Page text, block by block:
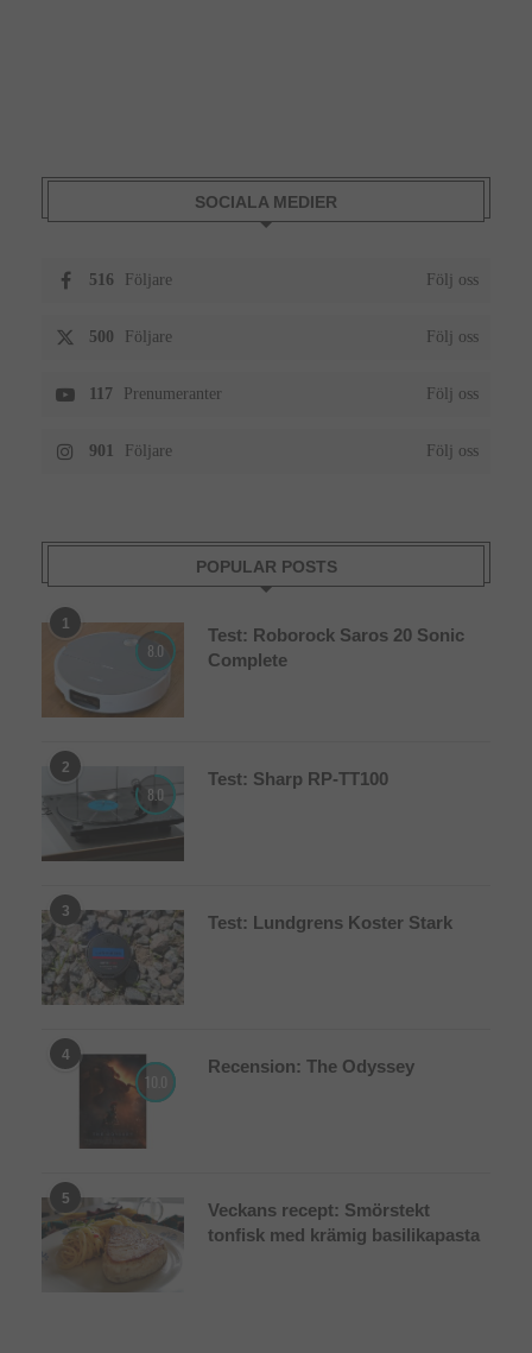
SOCIALA MEDIER
516 Följare Följ oss
500 Följare Följ oss
117 Prenumeranter Följ oss
901 Följare Följ oss
POPULAR POSTS
1
8.0
Test: Roborock Saros 20 Sonic
Complete
2
8.0
Test: Sharp RP-TT100
3
Test: Lundgrens Koster Stark
4
10.0
Recension: The Odyssey
5
Veckans recept: Smörstekt
tonfisk med krämig basilikapasta